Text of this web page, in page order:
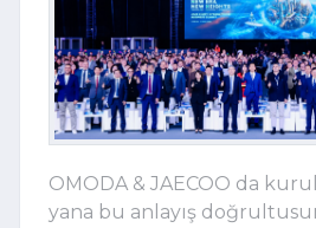
OMODA & JAECOO da
yana bu anlayış